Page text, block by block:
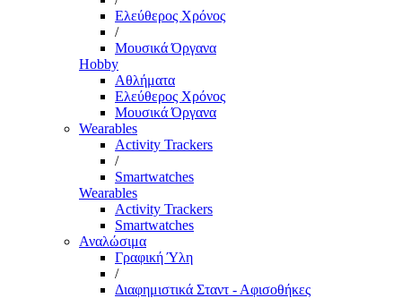
Ελεύθερος Χρόνος
/
Μουσικά Όργανα
Hobby
Αθλήματα
Ελεύθερος Χρόνος
Μουσικά Όργανα
Wearables
Activity Trackers
/
Smartwatches
Wearables
Activity Trackers
Smartwatches
Αναλώσιμα
Γραφική Ύλη
/
Διαφημιστικά Σταντ - Αφισοθήκες